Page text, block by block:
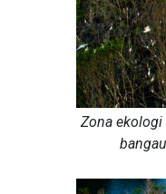
Zona ekologi